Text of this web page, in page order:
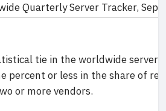
Quarterly Server Tracker,
tie in the worldwide server
percent or less in the share of
or more vendors.